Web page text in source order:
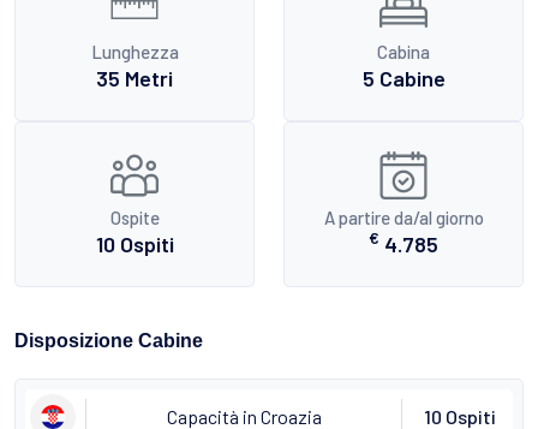
Lunghezza
35 Metri
Cabina
5 Cabine
Ospite
10 Ospiti
A partire da/al giorno
€ 4.785
Disposizione Cabine
Capacità in Croazia 10 Ospiti